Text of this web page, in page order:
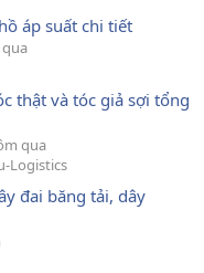
áp suất chi tiết
qua
thật và tóc giả sợi tổng
qua
Logistics
đai băng tải, dây